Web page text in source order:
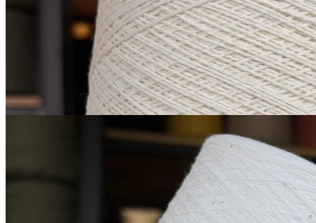
500 м/100 гбелый молочный
1 900₽
за 100 г
Купить
Микропайетки на
хлопок 90%, пайетки 10%
1600 м/100 гбелый